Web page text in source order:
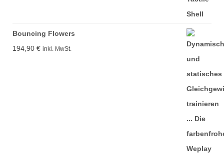
Bouncing Flowers
194,90 € inkl. MwSt.